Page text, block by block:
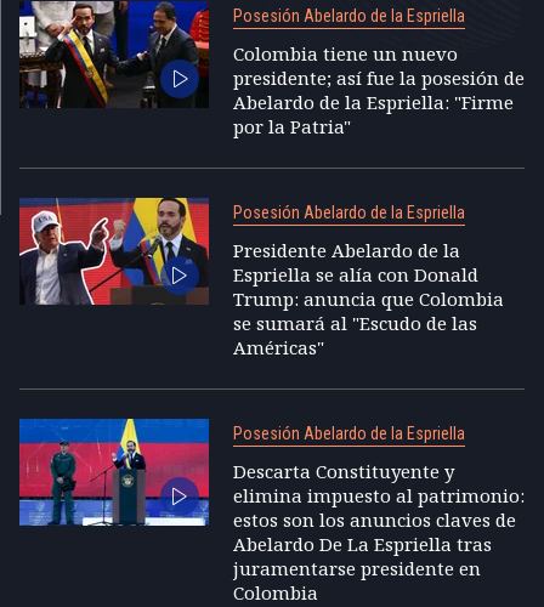
Posesión Abelardo de la Espriella
Colombia tiene un nuevo
presidente; así fue la posesión de
Abelardo de la Espriella: "Firme
por la Patria"
Posesión Abelardo de la Espriella
Presidente Abelardo de la
Espriella se alía con Donald
Trump: anuncia que Colombia
se sumará al "Escudo de las
Américas"
Posesión Abelardo de la Espriella
Descarta Constituyente y
elimina impuesto al patrimonio:
estos son los anuncios claves de
Abelardo De La Espriella tras
juramentarse presidente en
Colombia